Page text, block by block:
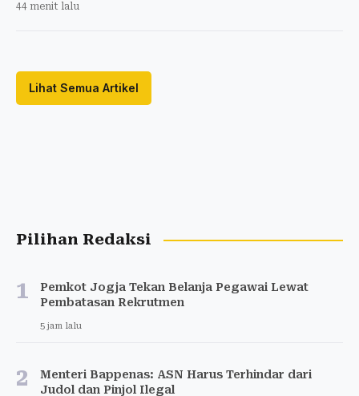
44 menit lalu
Lihat Semua Artikel
Pilihan Redaksi
1
Pemkot Jogja Tekan Belanja Pegawai Lewat
Pembatasan Rekrutmen
5 jam lalu
2
Menteri Bappenas: ASN Harus Terhindar dari
Judol dan Pinjol Ilegal